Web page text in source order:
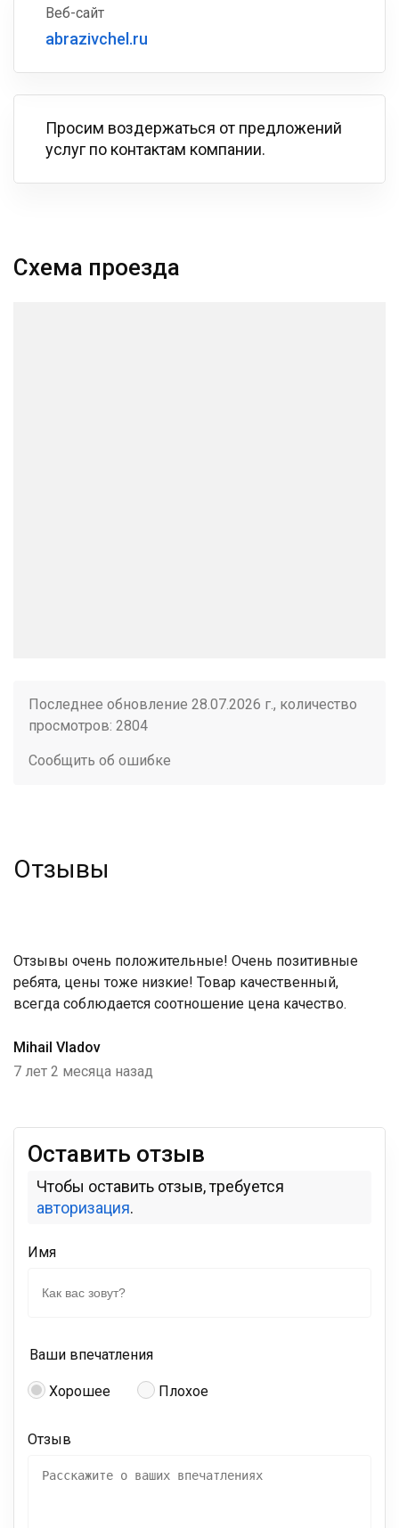
Веб-сайт
abrazivchel.ru
Просим воздержаться от предложений
услуг по контактам компании.
Схема проезда
Последнее обновление 28.07.2026 г., количество
просмотров: 2804
Сообщить об ошибке
Отзывы
Отзывы очень положительные! Очень позитивные
ребята, цены тоже низкие! Товар качественный,
всегда соблюдается соотношение цена качество.
Mihail Vladov
7 лет 2 месяца назад
Оставить отзыв
Чтобы оставить отзыв, требуется
авторизация.
Имя
Ваши впечатления
Хорошее Плохое
Отзыв